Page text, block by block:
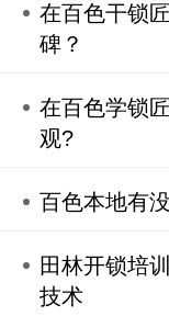
在百色干锁
碑？
在百色学锁
观?
百色本地有
田林开锁培
技术